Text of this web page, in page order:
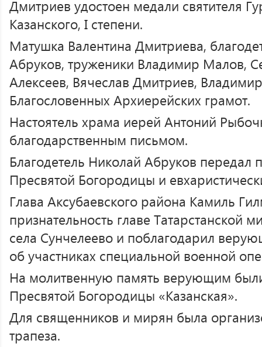
Дмитриев удостоен медали святителя
Казанского, I степени.
Матушка Валентина Дмитриева,
Абруков, труженики Владимир Малов,
Алексеев, Вячеслав Дмитриев,
Благословенных Архиерейских грамот.
Настоятель храма иерей Антоний
благодарственным письмом.
Благодетель Николай Абруков
Пресвятой Богородицы и
Глава Аксубаевского района Камиль
признательность главе Татарстанской
села Сунчелеево и поблагодарил
об участниках специальной военной
На молитвенную память верующим
Пресвятой Богородицы «Казанская».
Для священников и мирян была
трапеза.